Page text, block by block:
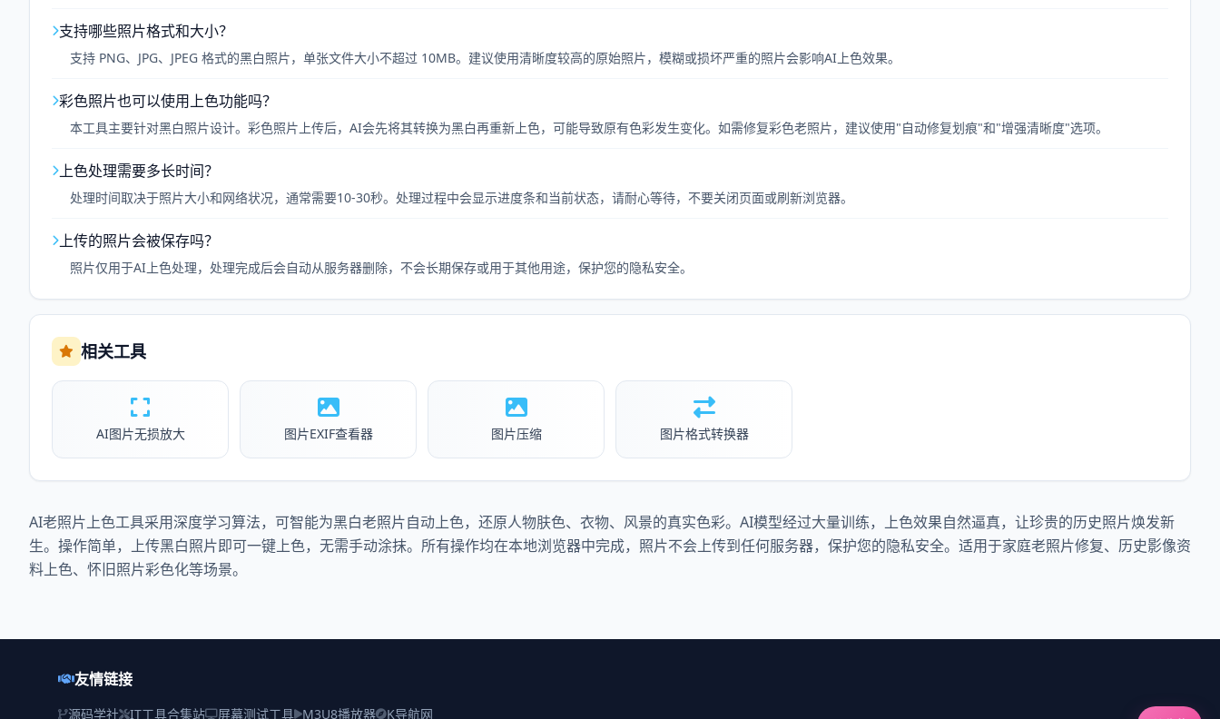
支持哪些照片格式和大小？
支持 PNG、JPG、JPEG 格式的黑白照片，单张文件大小不超过 10MB。建议使用清晰度较高的原始照片，模糊或损坏严重的照片会影响AI上色效果。
彩色照片也可以使用上色功能吗？
本工具主要针对黑白照片设计。彩色照片上传后，AI会先将其转换为黑白再重新上色，可能导致原有色彩发生变化。如需修复彩色老照片，建议使用"自动修复划痕"和"增强清晰度"选项。
上色处理需要多长时间？
处理时间取决于照片大小和网络状况，通常需要10-30秒。处理过程中会显示进度条和当前状态，请耐心等待，不要关闭页面或刷新浏览器。
上传的照片会被保存吗？
照片仅用于AI上色处理，处理完成后会自动从服务器删除，不会长期保存或用于其他用途，保护您的隐私安全。
相关工具
AI图片无损放大 图片EXIF查看器 图片压缩 图片格式转换器
AI老照片上色工具采用深度学习算法，可智能为黑白老照片自动上色，还原人物肤色、衣物、风景的真实色彩。AI模型经过大量训练，上色效果自然逼真，让珍贵的历史照片焕发新
生。操作简单，上传黑白照片即可一键上色，无需手动涂抹。所有操作均在本地浏览器中完成，照片不会上传到任何服务器，保护您的隐私安全。适用于家庭老照片修复、历史影像资
料上色、怀旧照片彩色化等场景。
友情链接
源码学社 IT工具合集站 屏幕测试工具 M3U8播放器 K导航网